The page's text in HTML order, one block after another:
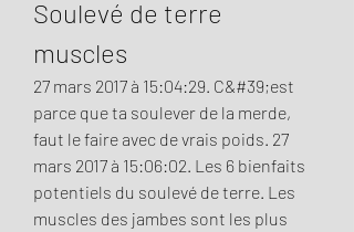
Soulevé de terre
muscles
27 mars 2017 à 15:04:29. C&#39;est
parce que ta soulever de la merde,
faut le faire avec de vrais poids. 27
mars 2017 à 15:06:02. Les 6 bienfaits
potentiels du soulevé de terre. Les
muscles des jambes sont les plus